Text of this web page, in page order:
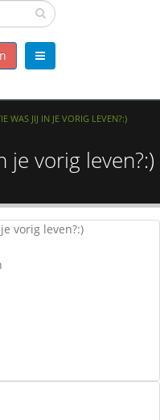
WAS JIJ IN JE VORIG LEVEN?:)
je vorig leven?:)
vorig leven?:)